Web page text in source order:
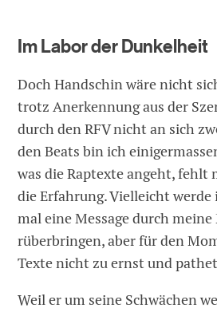
Im Labor der Dunkelheit
Doch Handschin wäre nicht
trotz Anerkennung aus der
durch den RFV nicht an sich
den Beats bin ich
was die Raptexte angeht, fehlt
die Erfahrung. Vielleicht
mal eine Message durch
rüberbringen, aber für den
Texte nicht zu ernst und
Weil er um seine Schwächen